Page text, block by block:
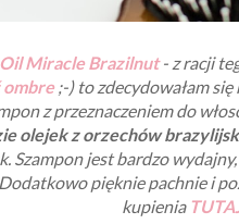
Miracle Brazilnut- z racji
ombre;-) to zdecydowałam
z przeznaczeniem do
olejek z orzechów
Szampon jest bardzo
pięknie pachnie i
kupienia